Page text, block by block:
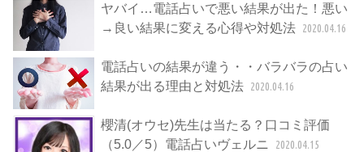
ヤバイ…電話占いで悪い結果が出た！悪い
→良い結果に変える心得や対処法 2020.04.16
電話占いの結果が違う・・バラバラの占い
結果が出る理由と対処法 2020.04.16
櫻清(オウセ)先生は当たる？口コミ評価
（5.0／5）電話占いヴェルニ
2020.04.15